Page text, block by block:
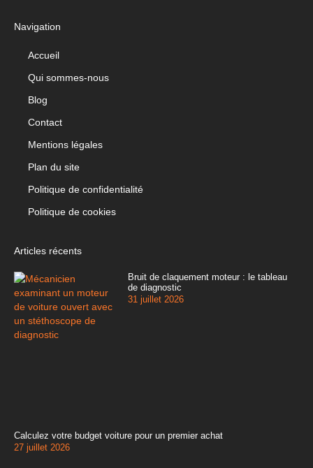
Navigation
Accueil
Qui sommes-nous
Blog
Contact
Mentions légales
Plan du site
Politique de confidentialité
Politique de cookies
Articles récents
Bruit de claquement moteur : le tableau
de diagnostic
31 juillet 2026
Calculez votre budget voiture pour un premier achat
27 juillet 2026